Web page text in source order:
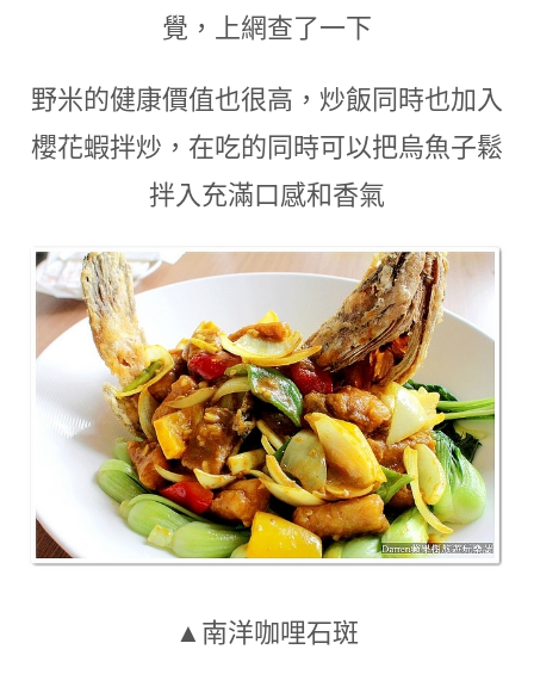
覺 ， 上網查了一下
野米的健康價值也很高 ， 炒飯同時也加入
櫻花蝦拌炒 ， 在吃的同時可以把烏魚子鬆
拌入充滿口感和香氣
▲南洋咖哩石斑